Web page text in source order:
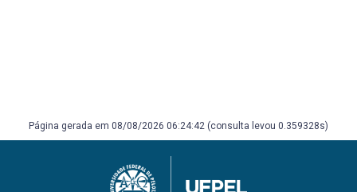
Página gerada em 08/08/2026 06:24:42 (consulta levou 0.359328s)